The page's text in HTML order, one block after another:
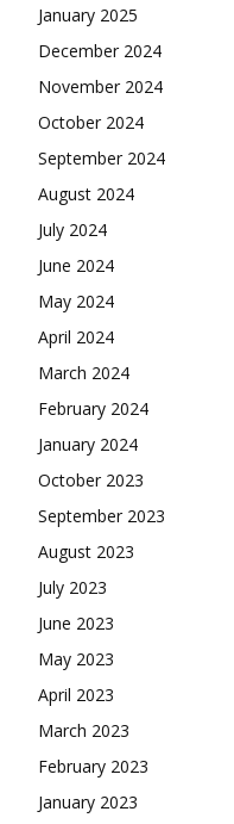
January 2025
December 2024
November 2024
October 2024
September 2024
August 2024
July 2024
June 2024
May 2024
April 2024
March 2024
February 2024
January 2024
October 2023
September 2023
August 2023
July 2023
June 2023
May 2023
April 2023
March 2023
February 2023
January 2023